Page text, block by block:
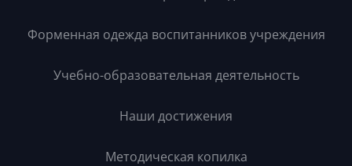
Форменная одежда воспитанников учреждения
Учебно-образовательная деятельность
Наши достижения
Методическая копилка